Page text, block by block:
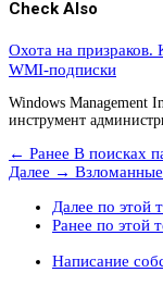
Check Also
Охота на призраков.
WMI-подписки
Windows
инструмент
← Ранее В поисках
Далее →
Далее по этой
Ранее по этой
Написание